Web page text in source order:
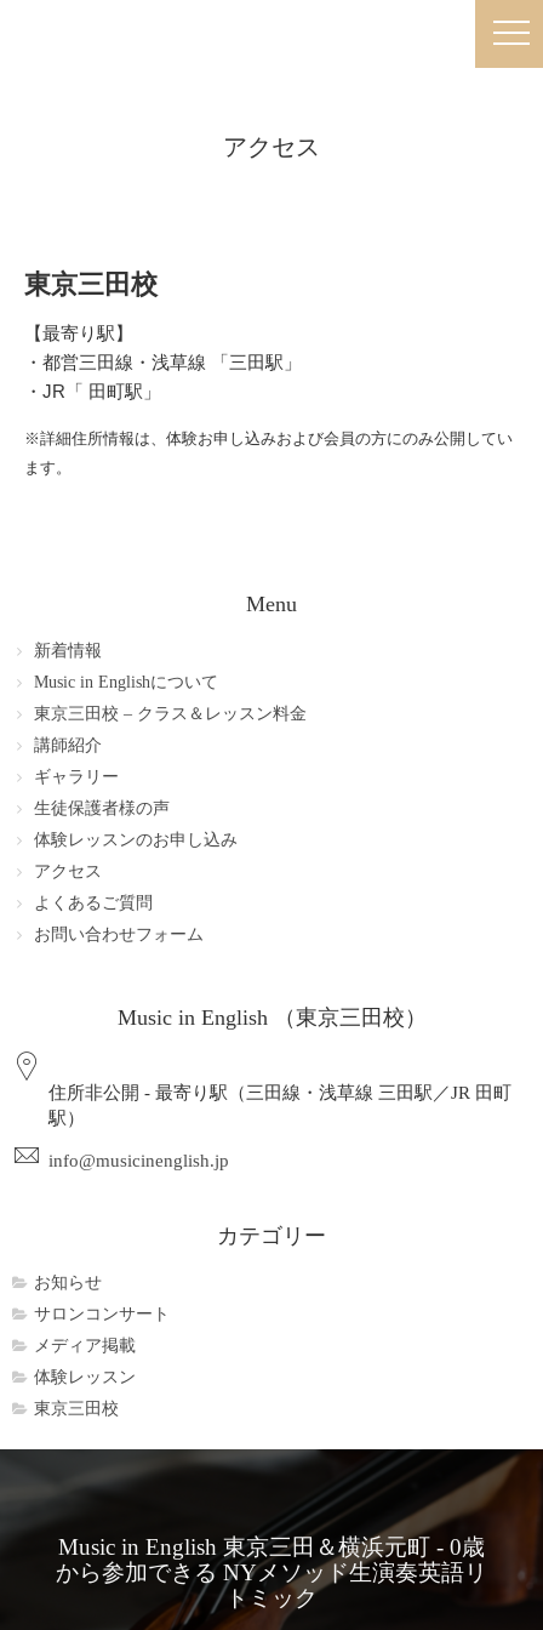
アクセス
東京三田校
【最寄り駅】
・都営三田線・浅草線 「三田駅」
・JR「 田町駅」
※詳細住所情報は、体験お申し込みおよび会員の方にのみ公開してい
ます。
Menu
新着情報
Music in Englishについて
東京三田校 – クラス＆レッスン料金
講師紹介
ギャラリー
生徒保護者様の声
体験レッスンのお申し込み
アクセス
よくあるご質問
お問い合わせフォーム
Music in English （東京三田校）
住所非公開 - 最寄り駅（三田線・浅草線 三田駅／JR 田町
駅）
info@musicinenglish.jp
カテゴリー
お知らせ
サロンコンサート
メディア掲載
体験レッスン
東京三田校
Music in English 東京三田＆横浜元町 - 0歳
から参加できる NYメソッド生演奏英語リ
トミック